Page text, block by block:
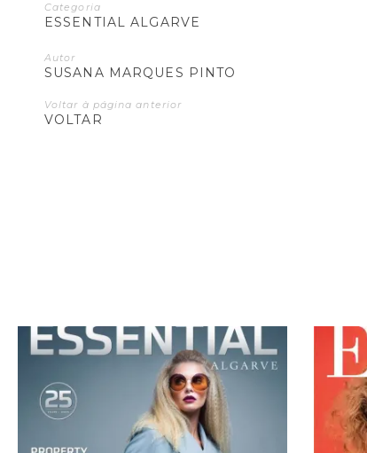
Categoria
ESSENTIAL ALGARVE
Autor
SUSANA MARQUES PINTO
Voltar à página anterior
VOLTAR